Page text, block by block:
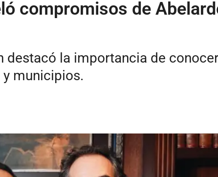
compromisos de
destacó la importancia de
municipios.